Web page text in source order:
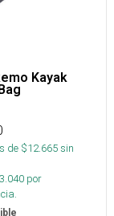
Kayak
de $12.665sin
3.040 por